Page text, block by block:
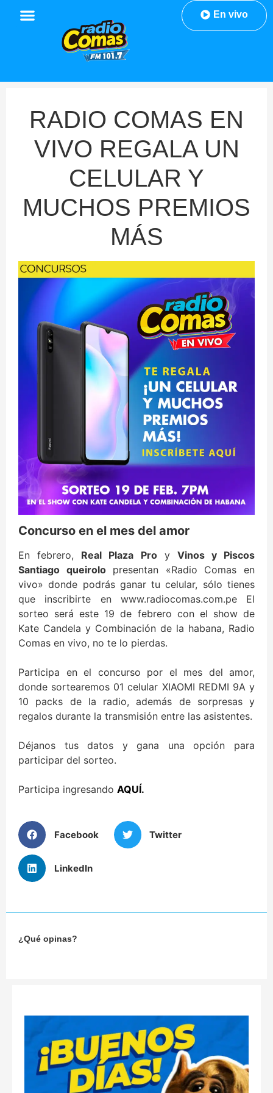
En vivo
RADIO COMAS EN
VIVO REGALA UN
CELULAR Y
MUCHOS PREMIOS
MÁS
Concurso en el mes del amor
En febrero, Real Plaza Proy Vinos y Piscos
Santiago queirolopresentan «Radio Comas en
vivo» donde podrás ganar tu celular, sólo tienes
que inscribirte en www.radiocomas.com.pe El
sorteo será este 19 de febrero con el show de
Kate Candela y Combinación de la habana, Radio
Comas en vivo, no te lo pierdas.
Participa en el concurso por el mes del amor,
donde sortearemos 01 celular XIAOMI REDMI 9A y
10 packs de la radio, además de sorpresas y
regalos durante la transmisión entre las asistentes.
Déjanos tus datos y gana una opción para
participar del sorteo.
Participa ingresando AQUÍ.
Facebook Twitter
LinkedIn
¿Qué opinas?